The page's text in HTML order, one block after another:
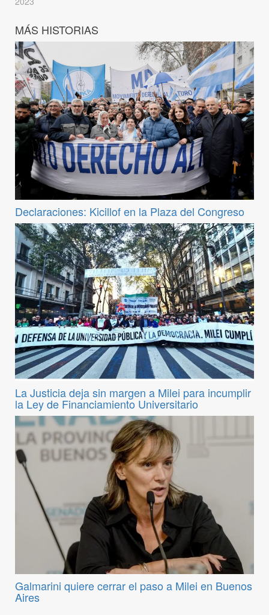
MÁS HISTORIAS
Declaraciones: Kicillof en la Plaza del Congreso
La Justicia deja sin margen a Milei para incumplir
la Ley de Financiamiento Universitario
Galmarini quiere cerrar el paso a Milei en Buenos
Aires